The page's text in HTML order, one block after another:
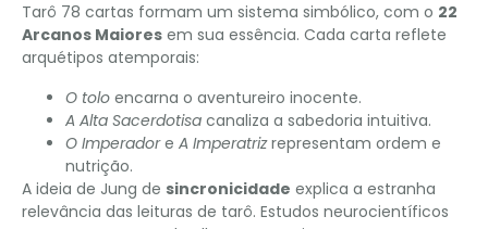
Tarô 78 cartas formam um sistema simbólico, com o 22
Arcanos Maiores em sua essência. Cada carta reflete
arquétipos atemporais:
O tolo encarna o aventureiro inocente.
A Alta Sacerdotisa canaliza a sabedoria intuitiva.
O Imperadore A Imperatrizrepresentam ordem e
nutrição.
A ideia de Jung de sincronicidade explica a estranha
relevância das leituras de tarô. Estudos neurocientíficos